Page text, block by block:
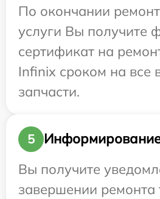
По окончании
услуги Вы получите
сертификат на
Infinix сроком на все
запчасти.
5
Информирование
Вы получите
завершении ремонта